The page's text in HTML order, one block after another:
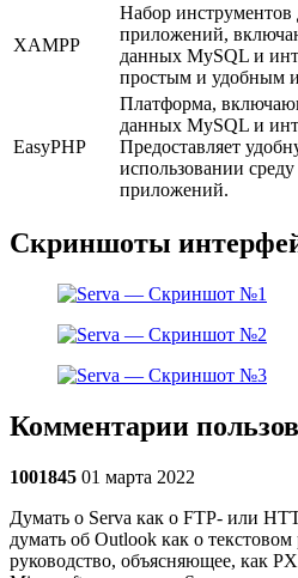
XAMPP
Набор инструментов
приложений,
данных MySQL и
простым и удобным
EasyPHP
Платформа,
данных MySQL и
Предоставляет
использовании
приложений.
Скриншоты
Комментарии
1001845 01 марта 2022
Думать о Serva как о FTP- или
думать об Outlook как о
руководство, объясняющее, как